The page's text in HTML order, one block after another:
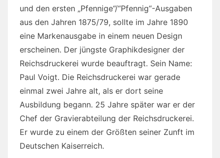
und den ersten „Pfennige“/“Pfennig“-Ausgaben
aus den Jahren 1875/79, sollte im Jahre 1890
eine Markenausgabe in einem neuen Design
erscheinen. Der jüngste Graphikdesigner der
Reichsdruckerei wurde beauftragt. Sein Name:
Paul Voigt. Die Reichsdruckerei war gerade
einmal zwei Jahre alt, als er dort seine
Ausbildung begann. 25 Jahre später war er der
Chef der Gravierabteilung der Reichsdruckerei.
Er wurde zu einem der Größten seiner Zunft im
Deutschen Kaiserreich.